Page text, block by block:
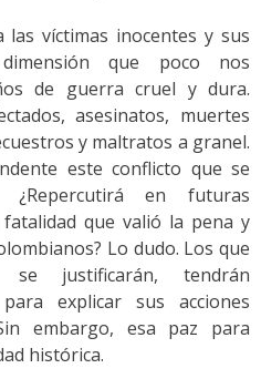
las víctimas inocentes y sus
que poco nos
de guerra cruel y dura.
asesinatos, muertes
y maltratos a granel.
este conflicto que se
en futuras
que valió la pena y
Lo dudo. Los que
justificarán, tendrán
explicar sus acciones
embargo, esa paz para
histórica.